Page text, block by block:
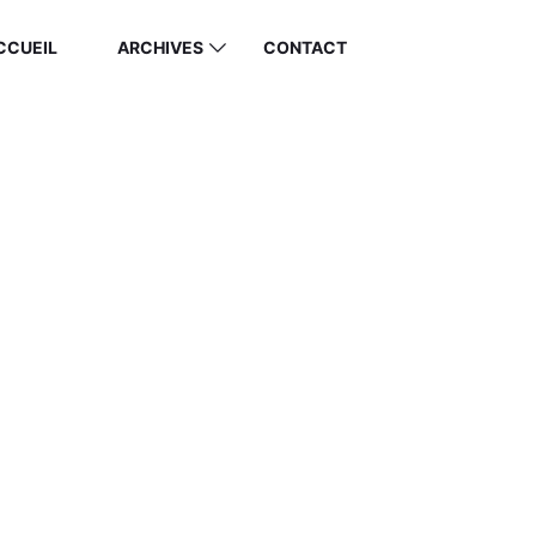
ARCHIVES CONTACT